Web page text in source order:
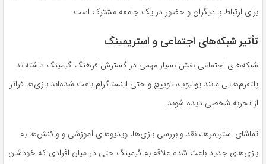
برای ارتباط با دیگران و حضور در یک جامعه مشترک است.
تأثیر شبکه‌های اجتماعی و استریمینگ
شبکه‌های اجتماعی نقش بسیار مهمی در گسترش فرهنگ گیمینگ داشته‌اند.
پلتفرم‌هایی مانند یوتیوب، توییچ و حتی اینستاگرام باعث شده‌اند بازی‌ها فراتر
از تجربه شخصی دیده شوند.
تماشای استریمرها، نقد و بررسی بازی‌ها، ویدیوهای آموزشی و واکنش‌ها به
بازی‌های جدید باعث شده علاقه به گیمینگ حتی در میان افرادی که خودشان